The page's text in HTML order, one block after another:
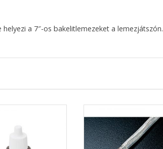
a 7″-os bakelitlemezeket a lemezjátszón.